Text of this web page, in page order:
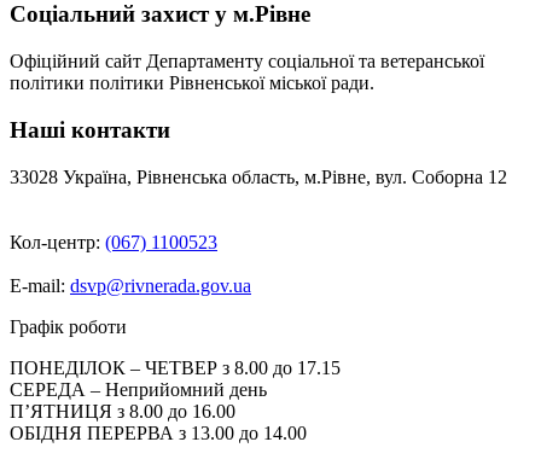
Соціальний захист у м.Рівне
Офіційний сайт Департаменту соціальної та ветеранської
політики політики Рівненської міської ради.
Наші контакти
33028 Україна, Рівненська область, м.Рівне, вул. Соборна 12
Кол-центр: (067) 1100523
E-mail: dsvp@rivnerada.gov.ua
Графік роботи
ПОНЕДІЛОК – ЧЕТВЕР з 8.00 до 17.15
СЕРЕДА – Неприйомний день
П’ЯТНИЦЯ з 8.00 до 16.00
ОБІДНЯ ПЕРЕРВА з 13.00 до 14.00